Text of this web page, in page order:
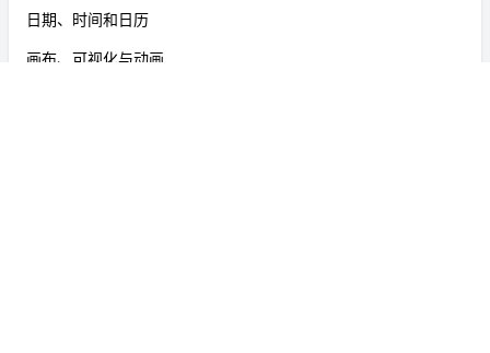
日期、时间和日历
画布、可视化与动画